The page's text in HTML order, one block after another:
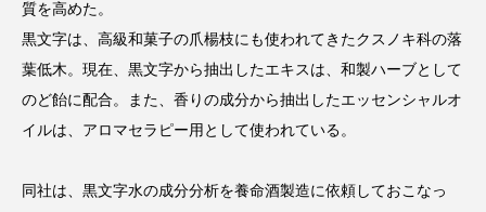
FEATURED
TAG LIST タグ一覧
AI B2B BeautyTech ChatGPT
質を高めた。
黒文字は、高級和菓子の爪楊枝にも使われてきたクスノキ科の落
葉低木。現在、黒文字から抽出したエキスは、和製ハーブとして
のど飴に配合。また、香りの成分から抽出したエッセンシャルオ
イルは、アロマセラピー用として使われている。
同社は、黒文字水の成分分析を養命酒製造に依頼しておこなっ